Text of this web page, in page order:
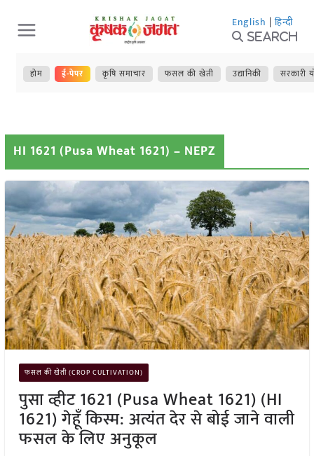
Skip
to
content
English | हिन्दी
Search
होम ई-पेपर कृषि समाचार फसल की खेती उद्यानिकी सरकारी
HI 1621 (Pusa Wheat 1621) – NEPZ
फसल की खेती (CROP CULTIVATION)
पुसा व्हीट 1621 (Pusa Wheat 1621) (HI
1621) गेहूँ किस्म: अत्यंत देर से बोई जाने वाली
फसल के लिए अनुकूल